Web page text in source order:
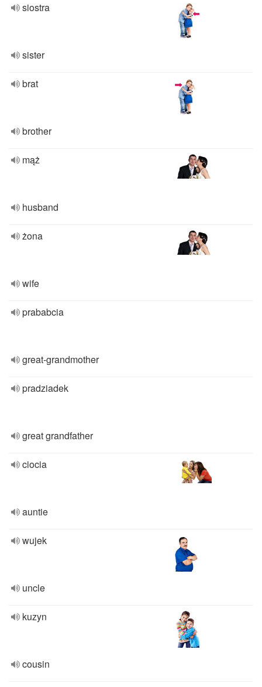
siostra
sister
brat
brother
mąż
husband
żona
wife
prababcia
great-grandmother
pradziadek
great grandfather
ciocia
auntie
wujek
uncle
kuzyn
cousin